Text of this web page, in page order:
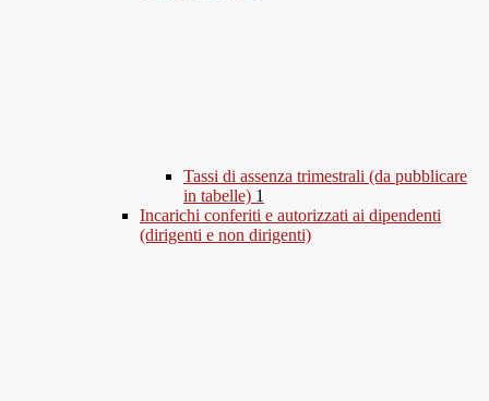
Tassi di assenza trimestrali (da pubblicare
in tabelle) 1
Incarichi conferiti e autorizzati ai dipendenti
(dirigenti e non dirigenti)